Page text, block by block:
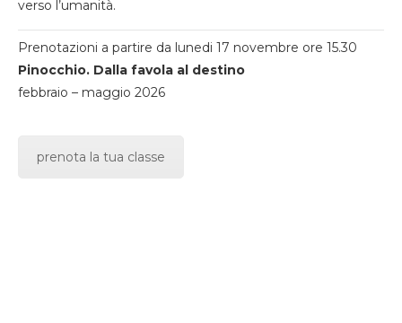
verso l’umanità.
Prenotazioni a partire da lunedi 17 novembre ore 15.30
Pinocchio. Dalla favola al destino
febbraio – maggio 2026
prenota la tua classe